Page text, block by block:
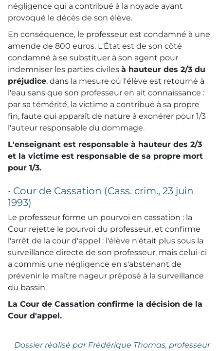
négligence qui a contribué à la noyade ayant
provoqué le décès de son élève.
En conséquence, le professeur est condamné à une
amende de 800 euros. L'État est de son côté
condamné à se substituer à son agent pour
indemniser les parties civiles à hauteur des 2/3 du
préjudice, dans la mesure où l'élève est retourné à
l'eau sans que son professeur en ait connaissance :
par sa témérité, la victime a contribué à sa propre
fin, faute qui apparaît de nature à exonérer pour 1/3
l'auteur responsable du dommage.
L'enseignant est responsable à hauteur des 2/3
et la victime est responsable de sa propre mort
pour 1/3.
• Cour de Cassation (Cass. crim., 23 juin
1993)
Le professeur forme un pourvoi en cassation : la
Cour rejette le pourvoi du professeur, et confirme
l'arrêt de la cour d'appel : l'élève n'était plus sous la
surveillance directe de son professeur, mais celui-ci
a commis une négligence en s'abstenant de
prévenir le maître nageur préposé à la surveillance
du bassin.
La Cour de Cassation confirme la décision de la
Cour d'appel.
Dossier réalisé par Frédérique Thomas, professeur